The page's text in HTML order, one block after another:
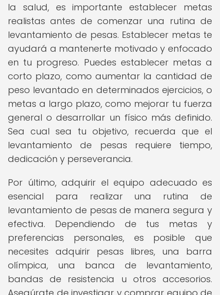
la salud, es importante establecer metas
realistas antes de comenzar una rutina de
levantamiento de pesas. Establecer metas te
ayudará a mantenerte motivado y enfocado
en tu progreso. Puedes establecer metas a
corto plazo, como aumentar la cantidad de
peso levantado en determinados ejercicios, o
metas a largo plazo, como mejorar tu fuerza
general o desarrollar un físico más definido.
Sea cual sea tu objetivo, recuerda que el
levantamiento de pesas requiere tiempo,
dedicación y perseverancia.
Por último, adquirir el equipo adecuado es
esencial para realizar una rutina de
levantamiento de pesas de manera segura y
efectiva. Dependiendo de tus metas y
preferencias personales, es posible que
necesites adquirir pesas libres, una barra
olímpica, una banca de levantamiento,
bandas de resistencia u otros accesorios.